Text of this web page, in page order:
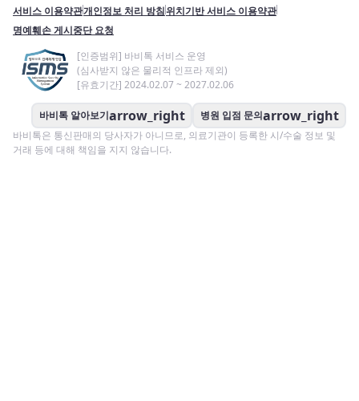
서비스 이용약관개인정보 처리 방침위치기반 서비스 이용약관
명예훼손 게시중단 요청
[인증범위] 바비톡 서비스 운영
(심사받지 않은 물리적 인프라 제외)
[유효기간] 2024.02.07 ~ 2027.02.06
바비톡 알아보기arrow_right 병원 입점 문의arrow_right
바비톡은 통신판매의 당사자가 아니므로, 의료기관이 등록한 시/수술 정보 및
거래 등에 대해 책임을 지지 않습니다.